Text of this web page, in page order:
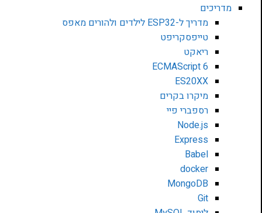
מדריכים
מדריך ל-ESP32 לילדים ולהורים מאפס
טייפסקריפט
ריאקט
ECMAScript 6
ES20XX
מיקרו בקרים
רספברי פיי
Node.js
Express
Babel
docker
MongoDB
Git